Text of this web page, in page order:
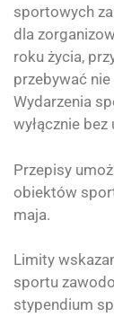
sportowych
dla
roku życia,
przebywać
Wydarzenia
wyłącznie
Przepisy
obiektów
maja.
Limity
sportu
stypendium